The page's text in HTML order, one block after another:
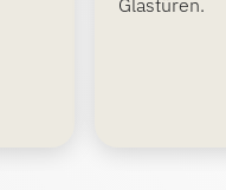
Glastüren.